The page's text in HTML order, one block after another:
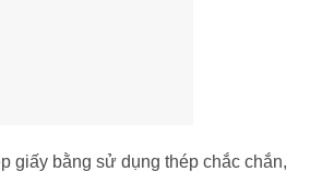
giấy bằng sử dụng thép chắc chắn,